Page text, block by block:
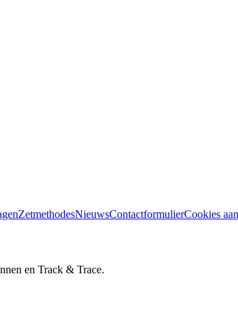
ZetmethodesNieuwsContactformulierCookies
en Track & Trace.